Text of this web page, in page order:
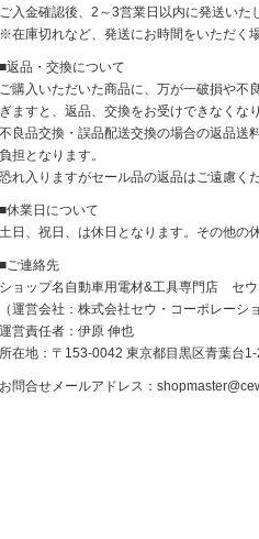
ご入金確認後、2～3営業日以内に発送いた
※在庫切れなど、発送にお時間をいただく
■返品・交換について
ご購入いただいた商品に、万が一破損や不
ぎますと、返品、交換をお受けできなくなり
不良品交換・誤品配送交換の場合の返品送
負担となります。
恐れ入りますがセール品の返品はご遠慮くだ
■休業日について
土日、祝日、は休日となります。その他の
■ご連絡先
ショップ名自動車用電材&工具専門店 セ
（運営会社：株式会社セウ・コーポレー
運営責任者：伊原 伸也
所在地：〒153-0042 東京都目黒区青葉台
お問合せメールアドレス：